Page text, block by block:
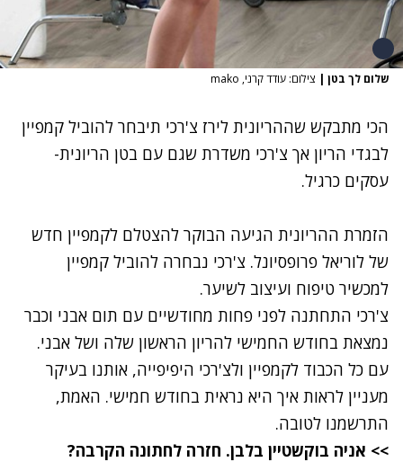
שלום לך בטן | צילום: עודד קרני, mako
הכי מתבקש שההריונית לירז צ'רכי תיבחר להוביל קמפיין
לבגדי הריון אך צ'רכי משדרת שגם עם בטן הריונית-
עסקים כרגיל.
הזמרת ההריונית הגיעה הבוקר להצטלם לקמפיין חדש
של לוריאל פרופסיונל. צ'רכי נבחרה להוביל קמפיין
למכשיר טיפוח ועיצוב לשיער.
צ'רכי התחתנה לפני פחות מחודשיים עם תום אבני וכבר
נמצאת בחודש החמישי להריון הראשון שלה ושל אבני.
עם כל הכבוד לקמפיין ולצ'רכי היפיפייה, אותנו בעיקר
מעניין לראות איך היא נראית בחודש חמישי. האמת,
התרשמנו לטובה.
>> אניה בוקשטיין בלבן. חזרה לחתונה הקרבה?